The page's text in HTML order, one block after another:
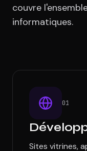
couvre
informatiques.
01
Sites vitrines,